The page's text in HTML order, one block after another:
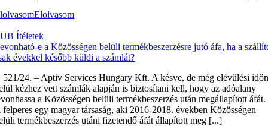
Elolvasom
Ítéletek
e a Közösségen belüli termékbeszerzésre jutó áfa, ha a
évekkel később küldi a számlát?
521/24. – Aptiv Services Hungary Kft. A késve, de még elévülési
kézhez vett számlák alapján is biztosítani kell, hogy az adóalany
a Közösségen belüli termékbeszerzés után megállapított áfát.
felperes egy magyar társaság, aki 2016-2018. években Közösségen
termékbeszerzés utáni fizetendő áfát állapított meg [...]